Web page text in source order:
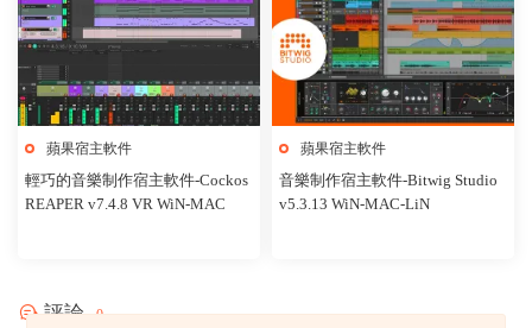
蘋果宿主軟件
輕巧的音樂制作宿主軟件-Cockos
REAPER v7.4.8 VR WiN-MAC
蘋果宿主軟件
音樂制作宿主軟件-Bitwig Studio
v5.3.13 WiN-MAC-LiN
評論 0